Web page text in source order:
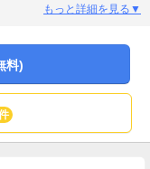
とろけるような優しい声と
使が住んでいる！！」 社
トコースターラブコメデ
もっと詳細を見る▼
料)